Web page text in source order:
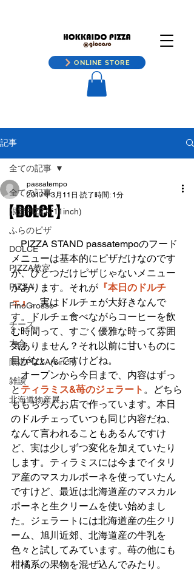
ONLINE STORE
記事
全ての記事
限定PIZZA(11inch)
ふらのピザ
DOLCE
PIZZA教室
PIZZA
FinoGrosso
チーズ
大会
限定PIZZA(8inch)
雑談
北海道物産展
全ての記事
【DOLCE】
passatempo
2017年3月11日 読了時間: 1分
PIZZA STAND passatempoのフード
メニューは基本的にピザだけなのです
が、ひとつだけピザじゃないメニュー
があります。それが 『本日のドルチ
ェ』。実はドルチェが大好きなんで
す。ドルチェ食べながらコーヒーを飲
む時間って、すごく優雅な時って雰囲
気ありません？それ以前に甘いものに
目がないんですけどね。
オープンから今日まで、内容はずっ
と ティラミス&苺のジェラート 。どちら
ももちろんお店で作っています。本日
のドルチェっていつも同じ内容だね、
なんて言われることもあるんですけ
ど、実は少しずつ変化を加えていたり
します。ティラミスには今までイタリ
ア産のマスカルポーネを使っていたん
ですけど、最近は北海道産のマスカル
ポーネと生クリームを使い始めまし
た。ジェラートには北海道産の生クリ
ーム、旭川近郊、北海道産の牛乳を
色々と試してみています。苺の他にも
柑橘系の果物を混ぜ込んでみたり。